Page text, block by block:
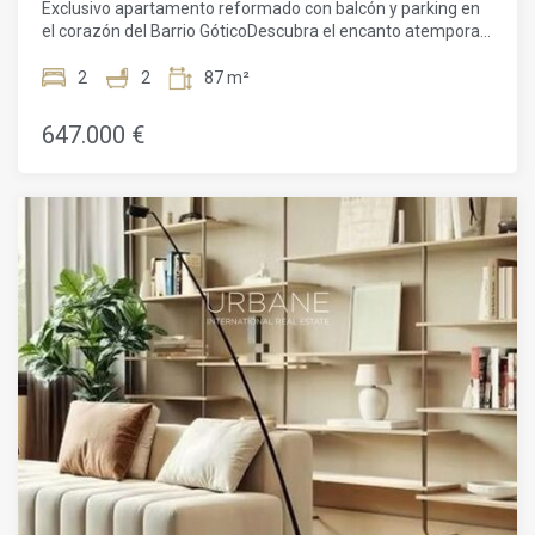
naturaleza, la sostenibilidad y el espíritu cosmopolita del
Mediterráneo.
Exclusivo apartamento reformado con balcón y parking en
el corazón del Barrio GóticoDescubra el encanto atemporal
Ubicado en el histórico Barrio Gótico, este excepcional
magníficamente rehabilitado que data de 1840, una
combinación única de arquitectura patrimonial y confort
center to the sea, the location is simply unbeatable. From its
doorstep, you can stroll to Barcelona Cathedral, explore the
vibrant streets of El Born, enjoy Port Vell, or relax on
Barceloneta beach. Just a few minutes away is Plaça de
Catalunya, with immediate access to the city's main
shopping, cultural, and transport hubs, surrounded by
historic buildings, renowned restaurants, and boutiques,
creating an unparalleled urban atmosphere.The property
has been completely renovated to the highest standards by
a boutique developer, where quality and attention to detail
are evident in every corner. High ceilings create a sense of
spaciousness and light, while new, high-end K-Line windows
ensure comfort and insulation. Custom-made woodwork
crafted by expert cabinetmakers, custom-designed
wardrobes, and carefully selected finishes elevate the
2 2 87 m²
647.000 €